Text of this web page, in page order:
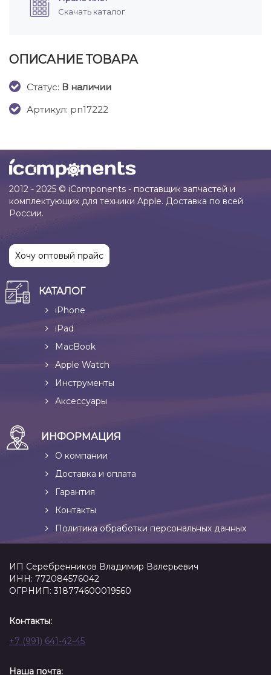
Скачать каталог
ОПИСАНИЕ ТОВАРА
Cтатус: В наличии
Артикул: pn17222
2012 - 2025 © iComponents - поставщик запчастей и
комплектующих для техники Apple. Доставка по всей
России.
Хочу оптовый прайс
КАТАЛОГ
iPhone
iPad
MacBook
Apple Watch
Инструменты
Аксессуары
ИНФОРМАЦИЯ
О компании
Доставка и оплата
Гарантия
Контакты
Политика обработки персональных данных
ИП Серебренников Владимир Валерьевич
ИНН: 772084576042
ОГРНИП: 318774600019560
Контакты:
+7 (991) 641-42-45
Наша почта: